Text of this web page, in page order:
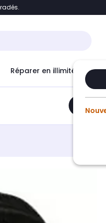
Accéder directement
Réparer en illimité avec